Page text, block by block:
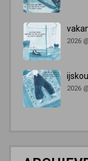
2026
2026